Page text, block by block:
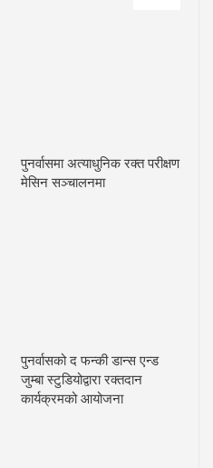
पुनर्वासमा अत्याधुनिक रक्त परीक्षण
मेसिन सञ्चालनमा
पुनर्वासको द फन्की डान्स एन्ड
जुम्बा स्टुडियोद्वारा रक्तदान
कार्यक्रमको आयोजना